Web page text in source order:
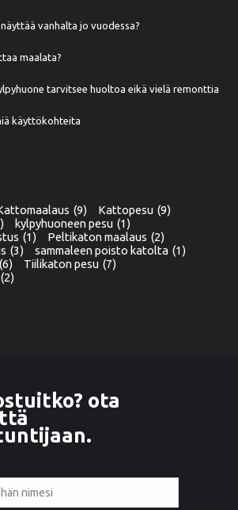
vanhalta jo vuodessa?
maalata?
tarvitsee huoltoa eikä vielä remonttia
käyttökohteita
(9) Kattopesu (9)
kylpyhuoneen pesu (1)
(1) Peltikaton maalaus (2)
(3) sammaleen poisto katolta (1)
(6) Tiilikaton pesu (7)
(2)
ota